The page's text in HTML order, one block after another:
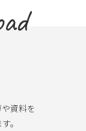
資料を
。